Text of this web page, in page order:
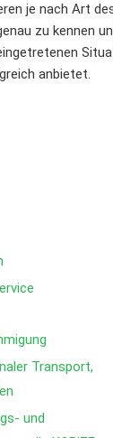
je nach Art
zu kennen
anbietet.
Transport,
und